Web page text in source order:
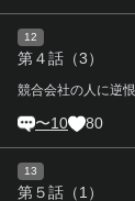
12
第４話（3）
競合会社の人に逆
〜10 80
13
第５話（1）